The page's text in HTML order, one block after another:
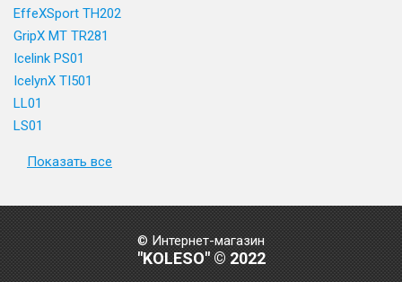
EffeXSport TH202
GripX MT TR281
Icelink PS01
IcelynX TI501
LL01
LS01
Показать все
© Интернет-магазин
"KOLESO" © 2022